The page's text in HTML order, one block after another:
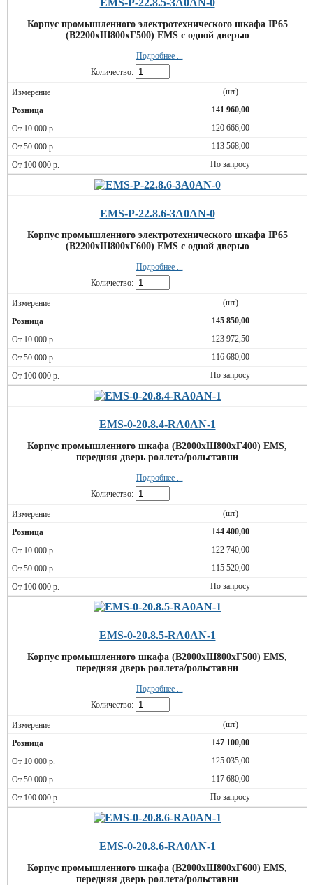
EMS-P-22.8.5-3A0AN-0
Корпус промышленного электротехнического шкафа IP65
(В2200хШ800хГ500) EMS c одной дверью
Подробнее ...
Количество:
(шт)
141 960,00
120 666,00
113 568,00
По запросу
EMS-P-22.8.6-3A0AN-0
Корпус промышленного электротехнического шкафа IP65
(В2200хШ800хГ600) EMS c одной дверью
Подробнее ...
Количество:
(шт)
145 850,00
123 972,50
116 680,00
По запросу
EMS-0-20.8.4-RA0AN-1
Корпус промышленного шкафа (В2000хШ800хГ400) EMS,
передняя дверь роллета/рольставни
Подробнее ...
Количество:
(шт)
144 400,00
122 740,00
115 520,00
По запросу
EMS-0-20.8.5-RA0AN-1
Корпус промышленного шкафа (В2000хШ800хГ500) EMS,
передняя дверь роллета/рольставни
Подробнее ...
Количество:
(шт)
147 100,00
125 035,00
117 680,00
По запросу
EMS-0-20.8.6-RA0AN-1
Корпус промышленного шкафа (В2000хШ800хГ600) EMS,
передняя дверь роллета/рольставни